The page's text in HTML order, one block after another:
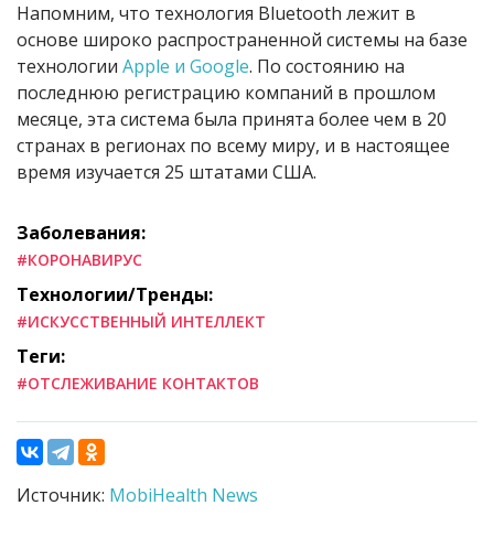
Напомним, что технология Bluetooth лежит в
основе широко распространенной системы на базе
технологии Apple и Google. По состоянию на
последнюю регистрацию компаний в прошлом
месяце, эта система была принята более чем в 20
странах в регионах по всему миру, и в настоящее
время изучается 25 штатами США.
Заболевания:
#КОРОНАВИРУС
Технологии/Тренды:
#ИСКУССТВЕННЫЙ ИНТЕЛЛЕКТ
Теги:
#ОТСЛЕЖИВАНИЕ КОНТАКТОВ
Источник: MobiHealth News